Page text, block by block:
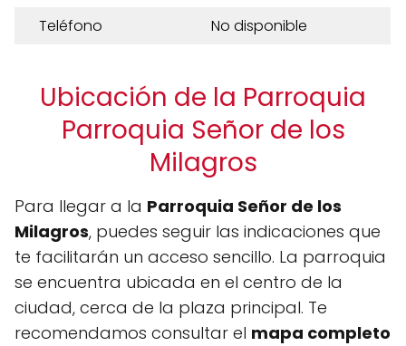
Teléfono
No disponible
Ubicación de la Parroquia
Parroquia Señor de los
Milagros
Para llegar a la Parroquia Señor de los
Milagros, puedes seguir las indicaciones que
te facilitarán un acceso sencillo. La parroquia
se encuentra ubicada en el centro de la
ciudad, cerca de la plaza principal. Te
recomendamos consultar el mapa completo